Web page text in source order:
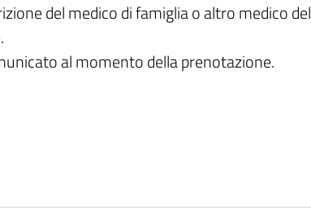
del medico di famiglia o altro medico del
al momento della prenotazione.